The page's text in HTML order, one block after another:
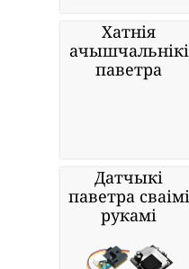
Хатнія
ачышчальнікі
паветра
Датчыкі
паветра сваімі
рукамі